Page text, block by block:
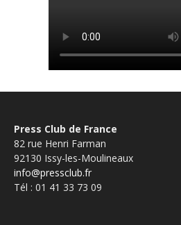
Press Club de France
82 rue Henri Farman
92130 Issy-les-Moulineaux
info@pressclub.fr
Tél : 01 41 33 73 09